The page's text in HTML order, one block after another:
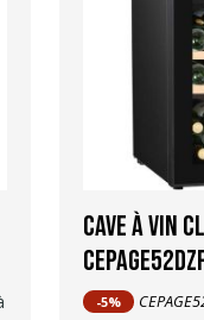
Cave à vin
-5%